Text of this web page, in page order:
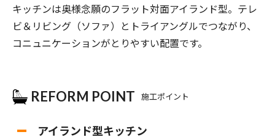
キッチンは奥様念願のフラット対面アイランド型。テレ
ビ＆リビング（ソファ）とトライアングルでつながり、
コニュニケーションがとりやすい配置です。
REFORM POINT 施工ポイント
アイランド型キッチン